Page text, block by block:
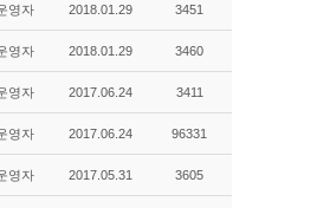
영자 2018.01.29 3451
영자 2018.01.29 3460
영자 2017.06.24 3411
영자 2017.06.24 96331
영자 2017.05.31 3605